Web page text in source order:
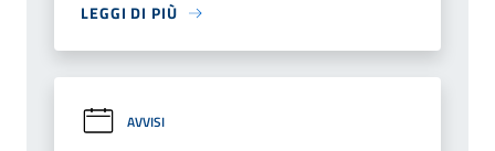
LEGGI DI PIÙ
AVVISI